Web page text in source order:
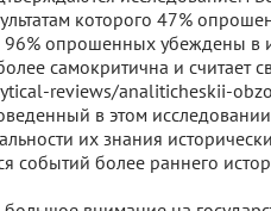
которого 47%
96% опрошенных убеждены в
самокритична и считает
reviews/analiticheskii-
в этом исследовании
их знания
событий более раннего